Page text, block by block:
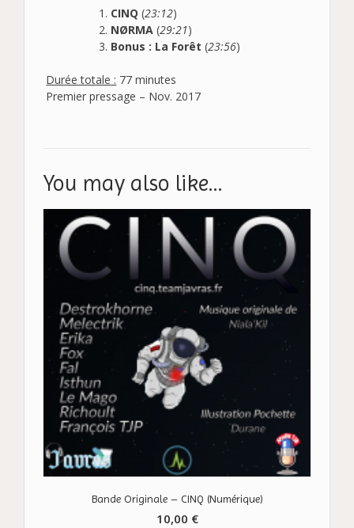
CINQ (23:12)
NØRMA (29:21)
Bonus : La Forêt (23:56)
Durée totale : 77 minutes
Premier pressage – Nov. 2017
You may also like…
Bande Originale – CINQ (Numérique)
10,00 €